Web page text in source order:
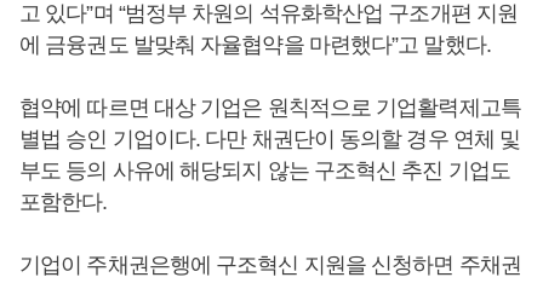
고 있다”며 “범정부 차원의 석유화학산업 구조개편 지원
에 금융권도 발맞춰 자율협약을 마련했다”고 말했다.
협약에 따르면 대상 기업은 원칙적으로 기업활력제고특
별법 승인 기업이다. 다만 채권단이 동의할 경우 연체 및
부도 등의 사유에 해당되지 않는 구조혁신 추진 기업도
포함한다.
기업이 주채권은행에 구조혁신 지원을 신청하면 주채권